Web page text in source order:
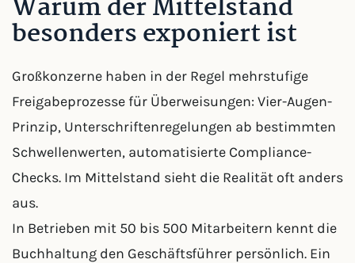
Warum der Mittelstand
besonders exponiert ist
Großkonzerne haben in der Regel mehrstufige
Freigabeprozesse für Überweisungen: Vier-Augen-
Prinzip, Unterschriftenregelungen ab bestimmten
Schwellenwerten, automatisierte Compliance-
Checks. Im Mittelstand sieht die Realität oft anders
aus.
In Betrieben mit 50 bis 500 Mitarbeitern kennt die
Buchhaltung den Geschäftsführer persönlich. Ein